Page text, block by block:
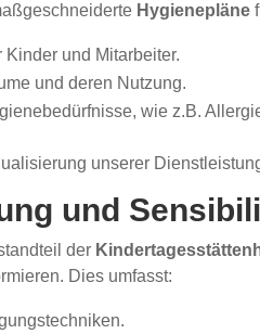
Hygienepläne
Kinder und Mitarbeiter.
und deren Nutzung.
wie z.B.
unserer
und
der
Dies umfasst: